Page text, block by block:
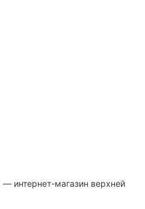
интернет-магазин верхней